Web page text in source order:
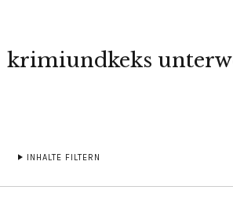
krimiundkeks
INHALTE FILTERN